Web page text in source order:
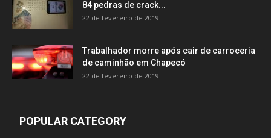
84 pedras de crack...
22 de fevereiro de 2019
Trabalhador morre após cair de carroceria
de caminhão em Chapecó
22 de fevereiro de 2019
POPULAR CATEGORY